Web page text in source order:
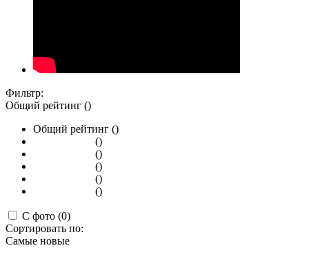
Фильтр:
Общий рейтинг ()
Общий рейтинг ()
()
()
()
()
()
С фото (0)
Сортировать по:
Самые новые